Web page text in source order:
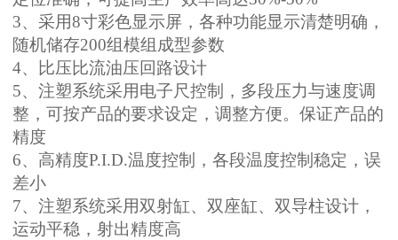
3、采用8寸彩色显示屏，各种功能显示清楚明确，
随机储存200组模组成型参数
4、比压比流油压回路设计
5、注塑系统采用电子尺控制，多段压力与速度调
整，可按产品的要求设定，调整方便。保证产品的
精度
6、高精度P.I.D.温度控制，各段温度控制稳定，误
差小
7、注塑系统采用双射缸、双座缸、双导柱设计，
运动平稳，射出精度高